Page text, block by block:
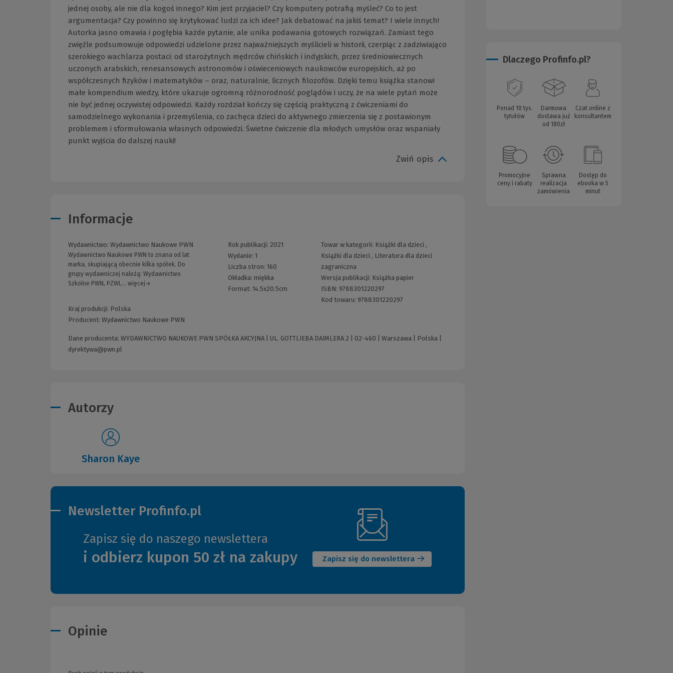
jednej osoby, ale nie dla kogoś innego? Kim jest przyjaciel? Czy komputery potrafią myśleć? Co to jest
argumentacja? Czy powinno się krytykować ludzi za ich idee? Jak debatować na jakiś temat? I wiele innych!
Autorka jasno omawia i pogłębia każde pytanie, ale unika podawania gotowych rozwiązań. Zamiast tego
zwięźle podsumowuje odpowiedzi udzielone przez najważniejszych myślicieli w historii, czerpiąc z zadziwiająco
szerokiego wachlarza postaci: od starożytnych mędrców chińskich i indyjskich, przez średniowiecznych
uczonych arabskich, renesansowych astronomów i oświeceniowych naukowców europejskich, aż po
współczesnych fizyków i matematyków – oraz, naturalnie, licznych filozofów. Dzięki temu książka stanowi
małe kompendium wiedzy, które ukazuje ogromną różnorodność poglądów i uczy, że na wiele pytań może
nie być jednej oczywistej odpowiedzi. Każdy rozdział kończy się częścią praktyczną z ćwiczeniami do
samodzielnego wykonania i przemyślenia, co zachęca dzieci do aktywnego zmierzenia się z postawionym
problemem i sformułowania własnych odpowiedzi. Świetne ćwiczenie dla młodych umysłów oraz wspaniały
punkt wyjścia do dalszej nauki!
Zwiń opis
Informacje
Wydawnictwo: Wydawnictwo Naukowe PWN
Wydawnictwo Naukowe PWN to znana od lat
marka, skupiającą obecnie kilka spółek. Do
grupy wydawniczej należą: Wydawnictwo
Szkolne PWN, PZWL... więcej→
Kraj produkcji: Polska
Producent: Wydawnictwo Naukowe PWN
Rok publikacji: 2021
Wydanie: 1
Liczba stron: 160
Okładka: miękka
Format: 14.5x20.5cm
Towar w kategorii: Książki dla dzieci ,
Książki dla dzieci , Literatura dla dzieci
zagraniczna
Wersja publikacji: Książka papier
ISBN: 9788301220297
Kod towaru: 9788301220297
Dane producenta: WYDAWNICTWO NAUKOWE PWN SPÓŁKA AKCYJNA | UL. GOTTLIEBA DAIMLERA 2 | 02-460 | Warszawa | Polska |
dyrektywa@pwn.pl
Autorzy
Sharon Kaye
Newsletter Profinfo.pl
Zapisz się do naszego newslettera
i odbierz kupon 50 zł na zakupy Zapisz się do newslettera
okno)
Opinie
Dlaczego Profinfo.pl?
Ponad 10 tys.
tytułów
Darmowa
dostawa już
od 180zł
Czat online z
konsultantem
Promocyjne
ceny i rabaty
Sprawna
realizacja
zamówienia
Dostęp do
ebooka w 5
minut